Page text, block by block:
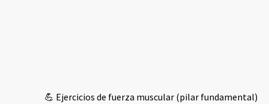
💪 Ejercicios de fuerza muscular (pilar fundamental)